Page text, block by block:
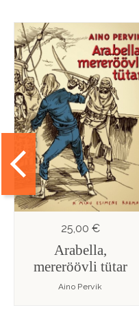
25,00 €
Arabella,
mereröövli tütar
Aino Pervik